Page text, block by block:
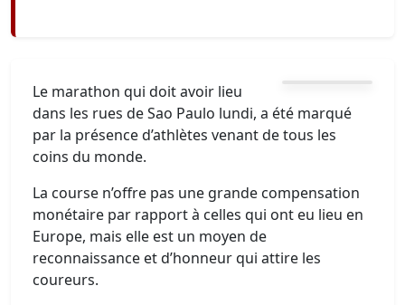
Le marathon qui doit avoir lieu
dans les rues de Sao Paulo lundi, a été marqué
par la présence d’athlètes venant de tous les
coins du monde.
La course n’offre pas une grande compensation
monétaire par rapport à celles qui ont eu lieu en
Europe, mais elle est un moyen de
reconnaissance et d’honneur qui attire les
coureurs.